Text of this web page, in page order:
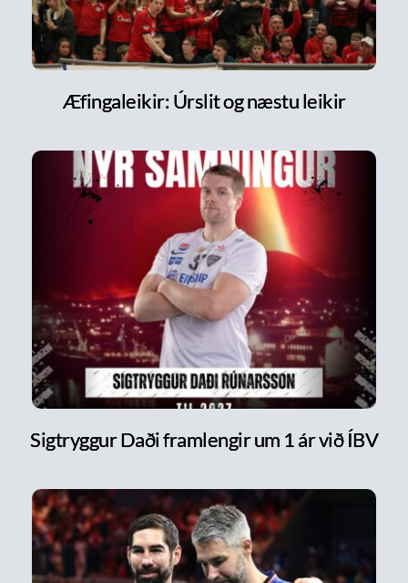
Æfingaleikir: Úrslit og næstu leikir
Sigtryggur Daði framlengir um 1 ár við ÍBV